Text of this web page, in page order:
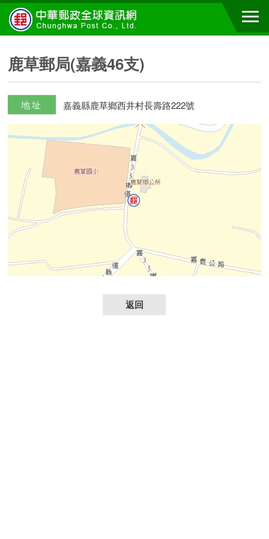
鹿草郵局(嘉義46支)
地址 嘉義縣鹿草鄉西井村長壽路222號